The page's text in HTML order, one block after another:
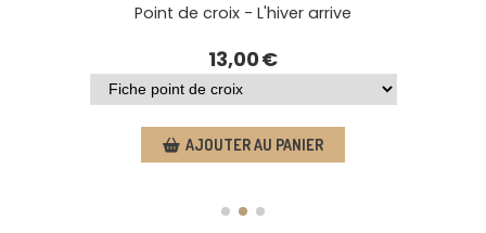
Aimant porte aiguilles - Fleur des neiges
6,00€
AJOUTER AU PANIER